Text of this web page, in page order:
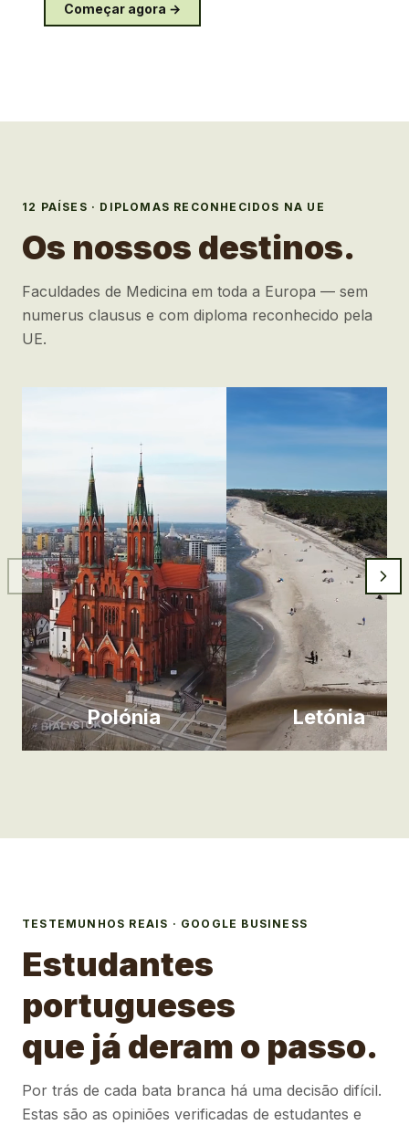
Começar agora →
12 PAÍSES · DIPLOMAS RECONHECIDOS NA UE
Os nossos destinos.
Faculdades de Medicina em toda a Europa — sem
numerus clausus e com diploma reconhecido pela
UE.
Polónia Letónia
TESTEMUNHOS REAIS · GOOGLE BUSINESS
Estudantes
portugueses
que já deram o passo.
Por trás de cada bata branca há uma decisão difícil.
Estas são as opiniões verificadas de estudantes e